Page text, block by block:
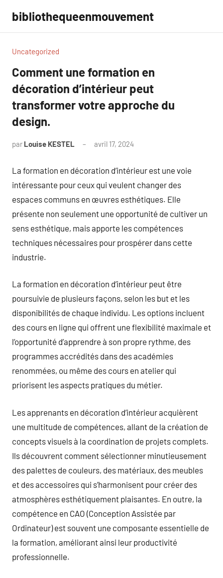
contenu
bibliothequeenmouvement
Uncategorized
Comment une formation en
décoration d’intérieur peut
transformer votre approche du
design.
par Louise KESTEL avril 17, 2024
La formation en décoration d’intérieur est une voie
intéressante pour ceux qui veulent changer des
espaces communs en œuvres esthétiques. Elle
présente non seulement une opportunité de cultiver un
sens esthétique, mais apporte les compétences
techniques nécessaires pour prospérer dans cette
industrie.
La formation en décoration d’intérieur peut être
poursuivie de plusieurs façons, selon les but et les
disponibilités de chaque individu. Les options incluent
des cours en ligne qui offrent une flexibilité maximale et
l’opportunité d’apprendre à son propre rythme, des
programmes accrédités dans des académies
renommées, ou même des cours en atelier qui
priorisent les aspects pratiques du métier.
Les apprenants en décoration d’intérieur acquièrent
une multitude de compétences, allant de la création de
concepts visuels à la coordination de projets complets.
Ils découvrent comment sélectionner minutieusement
des palettes de couleurs, des matériaux, des meubles
et des accessoires qui s’harmonisent pour créer des
atmosphères esthétiquement plaisantes. En outre, la
compétence en CAO (Conception Assistée par
Ordinateur) est souvent une composante essentielle de
la formation, améliorant ainsi leur productivité
professionnelle.